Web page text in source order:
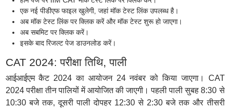
एक नई पीडीएफ फाइल खुलेगी, जहां मॉक टेस्ट लिंक उपलब्ध है।
अब मॉक टेस्ट लिंक पर क्लिक करें और मॉक टेस्ट शुरू हो जाएगा।
अब सबमिट पर क्लिक करें।
इसके बाद रिजल्ट पेज डाउनलोड करें।
CAT 2024: परीक्षा तिथि, पाली
आईआईएम कैट 2024 का आयोजन 24 नवंबर को किया जाएगा। CAT
2024 परीक्षा तीन पालियों में आयोजित की जाएगी। पहली पाली सुबह 8:30 से
10:30 बजे तक, दूसरी पाली दोपहर 12:30 से 2:30 बजे तक और तीसरी